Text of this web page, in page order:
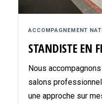
ACCOMPAGNEMENT
STANDISTE EN
Nous
salons
une approche sur